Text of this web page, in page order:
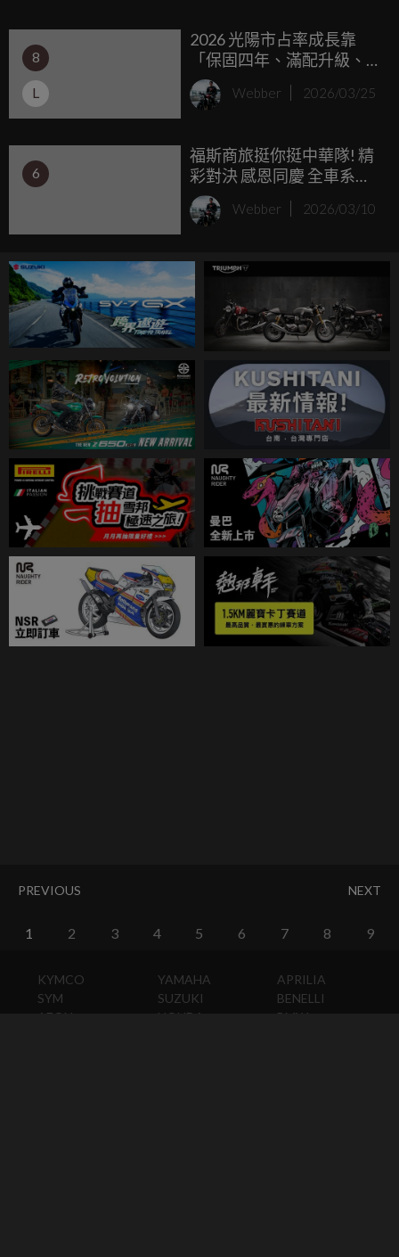
量重機的人可能會挑眉，但這次改款確實誠意十足，不僅針
對過往被騎士碎念的空間痛點進行了大幅度改良，連車架與
電控也一併提升，讓這台都會代步小漢堡的戰鬥力直接拉
滿。
8
L
2026 光陽市占率成長靠
「保固四年、滿配升級、
通路服務」穩步上攻 光陽
董座柯俊斌親自推薦「電
ABS、ISG 無聲啟動、馬力
油耗優化 震撼上市
Webber 2026/03/25
6
福斯商旅挺你挺中華隊! 精
彩對決 感恩同慶 全車系指
定車款最高15萬元優惠 與
您一同喝采
Webber 2026/03/10
PREVIOUS NEXT
1 2 3 4 5 6 7 8 9
KYMCO
SYM
AEON
YAMAHA
SUZUKI
HONDA
APRILIA
BENELLI
BMW